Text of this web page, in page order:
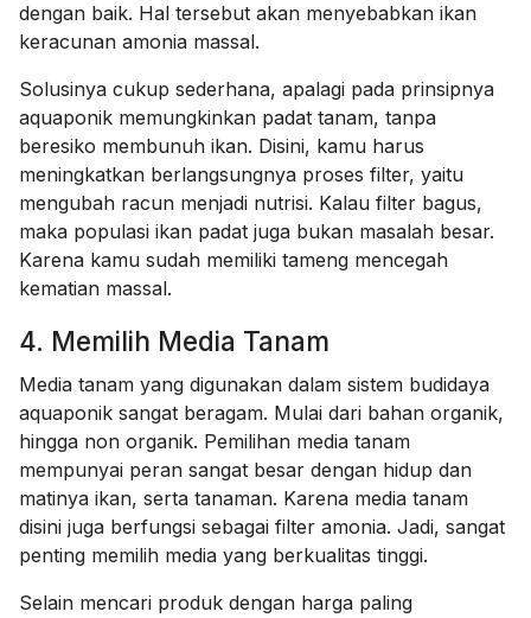
dengan baik. Hal tersebut akan menyebabkan ikan
keracunan amonia massal.
Solusinya cukup sederhana, apalagi pada prinsipnya
aquaponik memungkinkan padat tanam, tanpa
beresiko membunuh ikan. Disini, kamu harus
meningkatkan berlangsungnya proses filter, yaitu
mengubah racun menjadi nutrisi. Kalau filter bagus,
maka populasi ikan padat juga bukan masalah besar.
Karena kamu sudah memiliki tameng mencegah
kematian massal.
4. Memilih Media Tanam
Media tanam yang digunakan dalam sistem budidaya
aquaponik sangat beragam. Mulai dari bahan organik,
hingga non organik. Pemilihan media tanam
mempunyai peran sangat besar dengan hidup dan
matinya ikan, serta tanaman. Karena media tanam
disini juga berfungsi sebagai filter amonia. Jadi, sangat
penting memilih media yang berkualitas tinggi.
Selain mencari produk dengan harga paling